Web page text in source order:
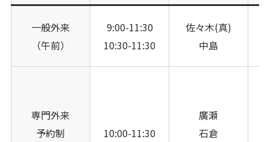
一般外来
（午前）
9:00-11:30
10:30-11:30
佐々木(真)
中島
専門外来
予約制
10:00-11:30
廣瀬
石倉